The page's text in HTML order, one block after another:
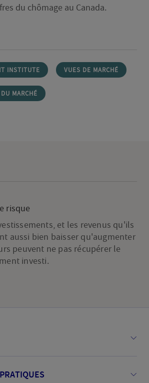
du chômage au Canada.
INSTITUTE VUES DE MARCHÉ
MARCHÉ
risque
et les revenus qu'ils
aussi bien baisser qu'augmenter
peuvent ne pas récupérer le
investi.